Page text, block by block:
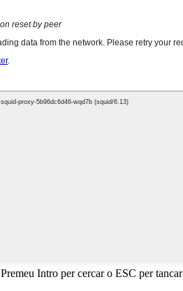
Premeu Intro per cercar o ESC per tancar